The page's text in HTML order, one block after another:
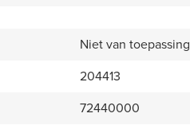
Niet van toepassing
204413
72440000